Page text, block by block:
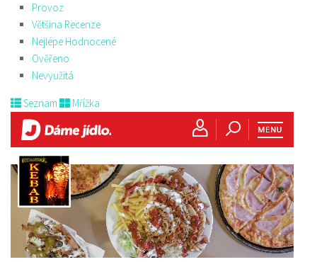
Provoz
Většina Recenze
Nejlépe Hodnocené
Ověřeno
Nevyužitá
Seznam Mřížka